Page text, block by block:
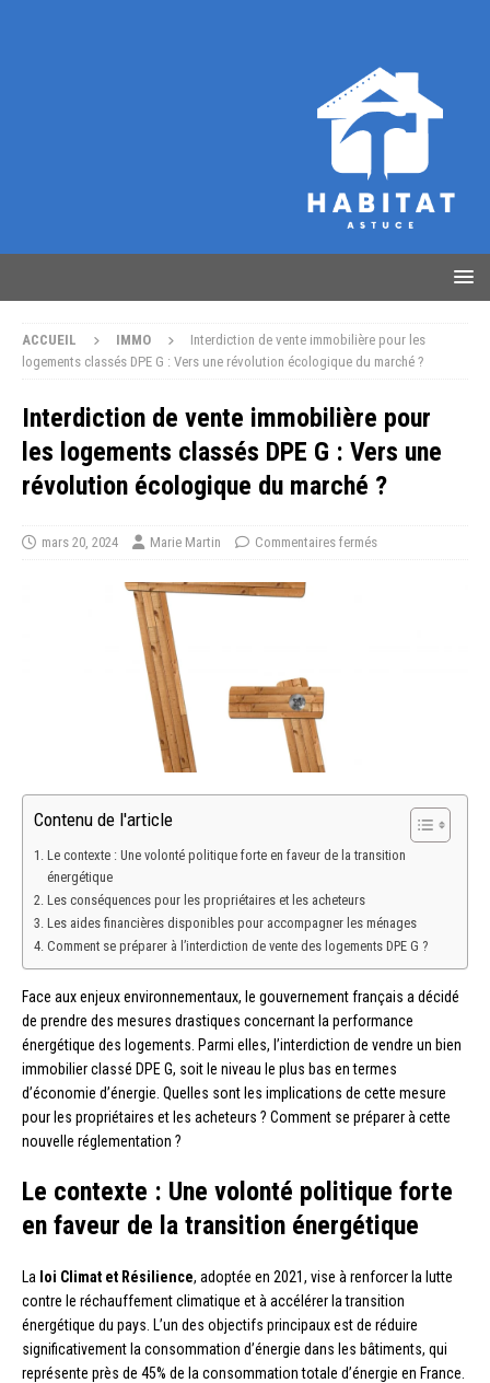
ACCUEIL IMMO
Interdiction de vente immobilière pour les
logements classés DPE G : Vers une révolution écologique du marché ?
Interdiction de vente immobilière pour
les logements classés DPE G : Vers une
révolution écologique du marché ?
mars 20, 2024 Marie Martin Commentaires fermés
Contenu de l'article
Le contexte : Une volonté politique forte en faveur de la transition
énergétique
Les conséquences pour les propriétaires et les acheteurs
Les aides financières disponibles pour accompagner les ménages
Comment se préparer à l’interdiction de vente des logements DPE G ?
Face aux enjeux environnementaux, le gouvernement français a décidé
de prendre des mesures drastiques concernant la performance
énergétique des logements. Parmi elles, l’interdiction de vendre un bien
immobilier classé DPE G, soit le niveau le plus bas en termes
d’économie d’énergie. Quelles sont les implications de cette mesure
pour les propriétaires et les acheteurs ? Comment se préparer à cette
nouvelle réglementation ?
Le contexte : Une volonté politique forte
en faveur de la transition énergétique
La loi Climat et Résilience, adoptée en 2021, vise à renforcer la lutte
contre le réchauffement climatique et à accélérer la transition
énergétique du pays. L’un des objectifs principaux est de réduire
significativement la consommation d’énergie dans les bâtiments, qui
représente près de 45% de la consommation totale d’énergie en France.